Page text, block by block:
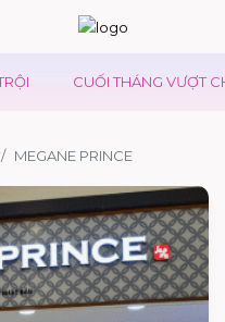
CUỐI THÁNG VƯỢT
MEGANE PRINCE